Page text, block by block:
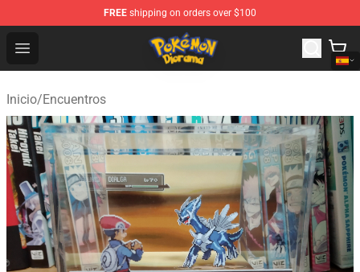
FREE shipping on orders over $100
Open menu
Pokemon Diorama Shop - The Best Store of Pokemon
Inicio/Encuentros